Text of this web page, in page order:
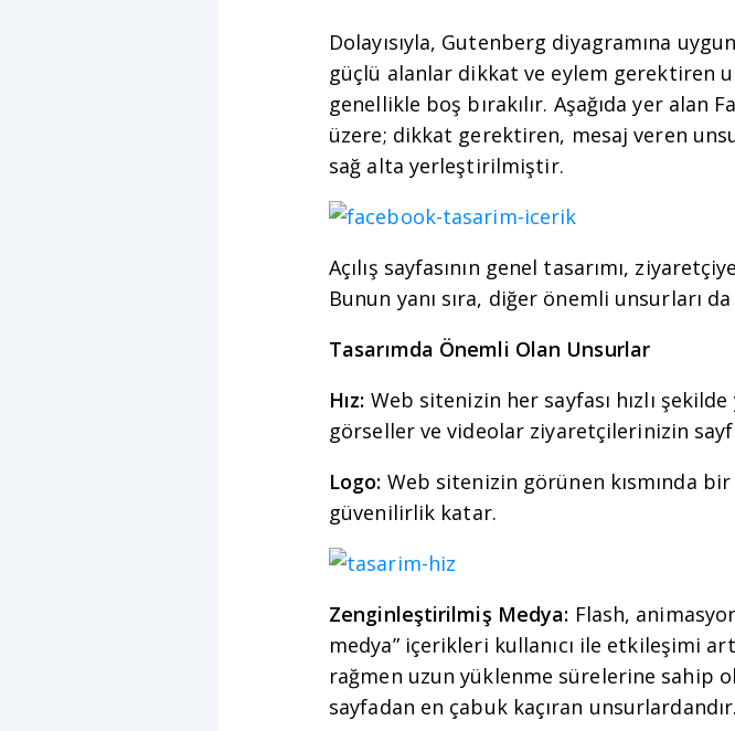
Dolayısıyla, Gutenberg diyagramına
güçlü alanlar dikkat ve eylem gerektiren
genellikle boş bırakılır. Aşağıda yer alan
üzere; dikkat gerektiren, mesaj veren
sağ alta yerleştirilmiştir.
Açılış sayfasının genel tasarımı,
Bunun yanı sıra, diğer önemli unsurları
Tasarımda Önemli Olan Unsurlar
Hız: Web sitenizin her sayfası hızlı
görseller ve videolar ziyaretçilerinizin
Logo: Web sitenizin görünen kısmında
güvenilirlik katar.
Zenginleştirilmiş Medya: Flash,
medya” içerikleri kullanıcı ile etkileşimi
rağmen uzun yüklenme sürelerine sahip
sayfadan en çabuk kaçıran unsurlardandır.